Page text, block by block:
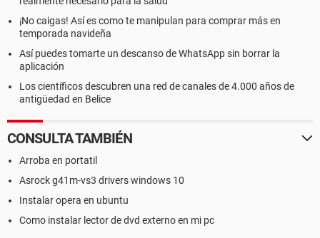
¡No caigas! Así es como te manipulan para comprar más en
temporada navideña
Así puedes tomarte un descanso de WhatsApp sin borrar la
aplicación
Los científicos descubren una red de canales de 4.000 años de
antigüedad en Belice
CONSULTA TAMBIÉN
Arroba en portatil
Asrock g41m-vs3 drivers windows 10
Instalar opera en ubuntu
Como instalar lector de dvd externo en mi pc